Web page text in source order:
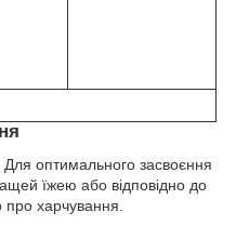
оптимального засвоєння
їжею або відповідно до
про харчування.